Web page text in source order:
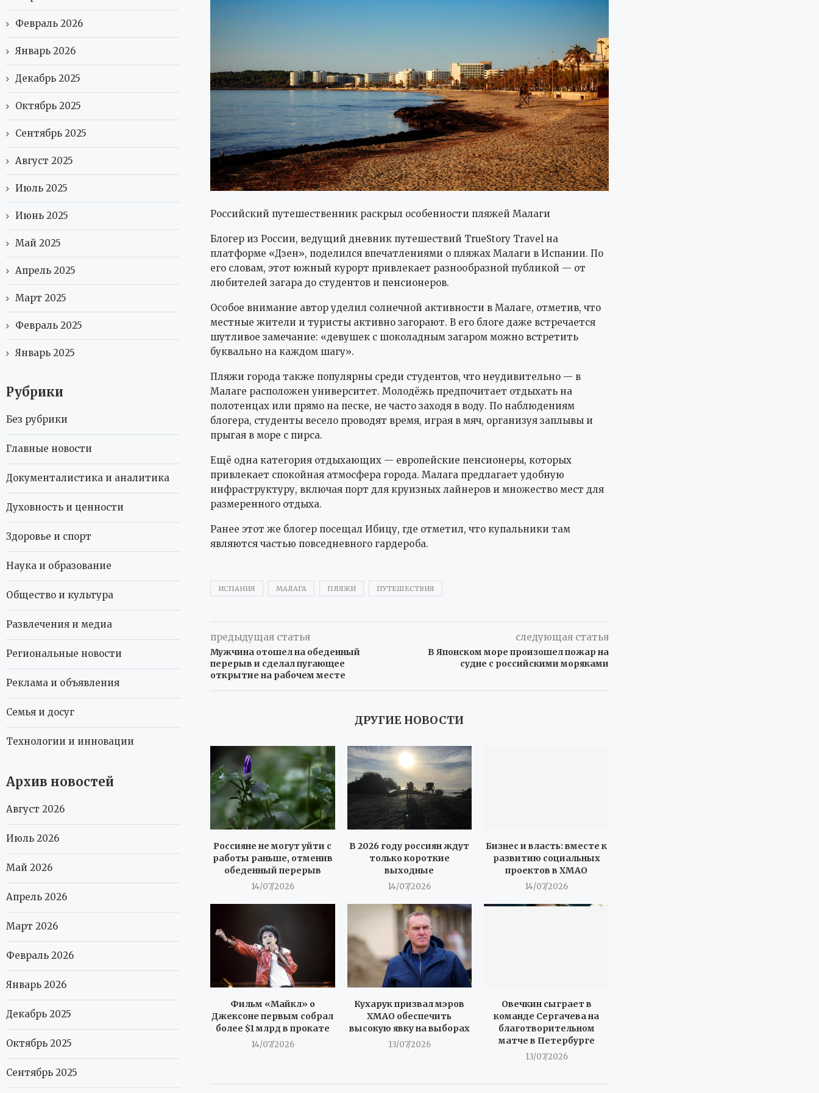
Российский путешественник раскрыл особенности пляжей Малаги
Блогер из России, ведущий дневник путешествий TrueStory Travel на
платформе «Дзен», поделился впечатлениями о пляжах Малаги в Испании. По
его словам, этот южный курорт привлекает разнообразной публикой — от
любителей загара до студентов и пенсионеров.
Особое внимание автор уделил солнечной активности в Малаге, отметив, что
местные жители и туристы активно загорают. В его блоге даже встречается
шутливое замечание: «девушек с шоколадным загаром можно встретить
буквально на каждом шагу».
Пляжи города также популярны среди студентов, что неудивительно — в
Малаге расположен университет. Молодёжь предпочитает отдыхать на
полотенцах или прямо на песке, не часто заходя в воду. По наблюдениям
блогера, студенты весело проводят время, играя в мяч, организуя заплывы и
прыгая в море с пирса.
Ещё одна категория отдыхающих — европейские пенсионеры, которых
привлекает спокойная атмосфера города. Малага предлагает удобную
инфраструктуру, включая порт для круизных лайнеров и множество мест для
размеренного отдыха.
Ранее этот же блогер посещал Ибицу, где отметил, что купальники там
являются частью повседневного гардероба.
ИСПАНИЯ МАЛАГА ПЛЯЖИ ПУТЕШЕСТВИЯ
предыдущая статья
Мужчина отошел на обеденный
перерыв и сделал пугающее
открытие на рабочем месте
следующая статья
В Японском море произошел пожар на
судне с российскими моряками
ДРУГИЕ НОВОСТИ
Россияне не могут уйти с
работы раньше, отменив
обеденный перерыв
14/07/2026
В 2026 году россиян ждут
только короткие
выходные
14/07/2026
Бизнес и власть: вместе к
развитию социальных
проектов в ХМАО
14/07/2026
Фильм «Майкл» о
Джексоне первым собрал
более $1 млрд в прокате
14/07/2026
Кухарук призвал мэров
ХМАО обеспечить
высокую явку на выборах
13/07/2026
Овечкин сыграет в
команде Сергачева на
благотворительном
матче в Петербурге
13/07/2026
Февраль 2026
Январь 2026
Декабрь 2025
Октябрь 2025
Сентябрь 2025
Август 2025
Июль 2025
Июнь 2025
Май 2025
Апрель 2025
Март 2025
Февраль 2025
Январь 2025
Рубрики
Без рубрики
Главные новости
Документалистика и аналитика
Духовность и ценности
Здоровье и спорт
Наука и образование
Общество и культура
Развлечения и медиа
Региональные новости
Реклама и объявления
Семья и досуг
Технологии и инновации
Архив новостей
Август 2026
Июль 2026
Май 2026
Апрель 2026
Март 2026
Февраль 2026
Январь 2026
Декабрь 2025
Октябрь 2025
Сентябрь 2025